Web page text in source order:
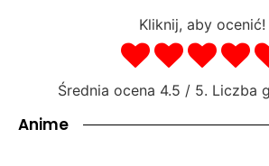
Kliknij, aby ocenić!
Średnia ocena 4.5 / 5. Liczba
Anime